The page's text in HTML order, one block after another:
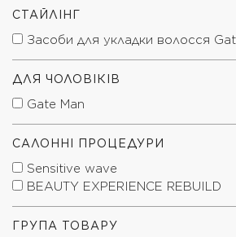
СТАЙЛІНГ
Засоби для укладки волосся
ДЛЯ ЧОЛОВІКІВ
Gate Man
САЛОННІ ПРОЦЕДУРИ
Sensitive wave
BEAUTY EXPERIENCE REBUILD
ГРУПА ТОВАРУ